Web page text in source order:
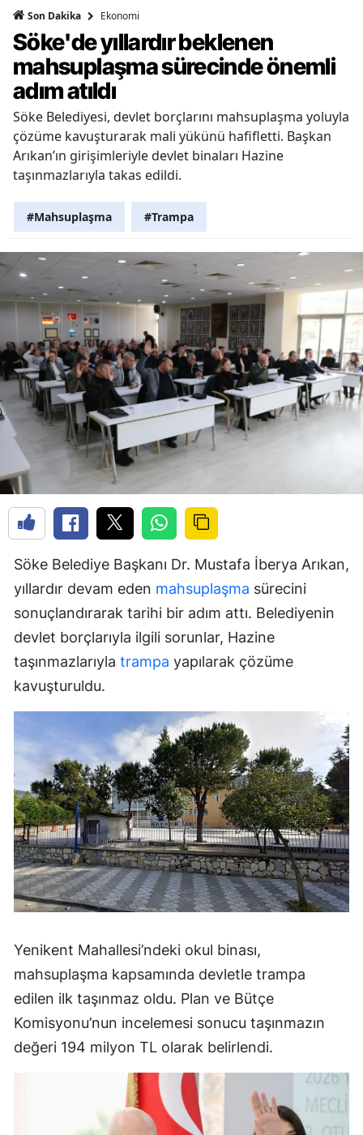
Son Dakika Ekonomi
Söke'de yıllardır beklenen
mahsuplaşma sürecinde önemli
adım atıldı
Söke Belediyesi, devlet borçlarını mahsuplaşma yoluyla
çözüme kavuşturarak mali yükünü hafifletti. Başkan
Arıkan’ın girişimleriyle devlet binaları Hazine
taşınmazlarıyla takas edildi.
#Mahsuplaşma #Trampa
Söke Belediye Başkanı Dr. Mustafa İberya Arıkan,
yıllardır devam eden mahsuplaşma sürecini
sonuçlandırarak tarihi bir adım attı. Belediyenin
devlet borçlarıyla ilgili sorunlar, Hazine
taşınmazlarıyla trampa yapılarak çözüme
kavuşturuldu.
Yenikent Mahallesi’ndeki okul binası,
mahsuplaşma kapsamında devletle trampa
edilen ilk taşınmaz oldu. Plan ve Bütçe
Komisyonu’nun incelemesi sonucu taşınmazın
değeri 194 milyon TL olarak belirlendi.